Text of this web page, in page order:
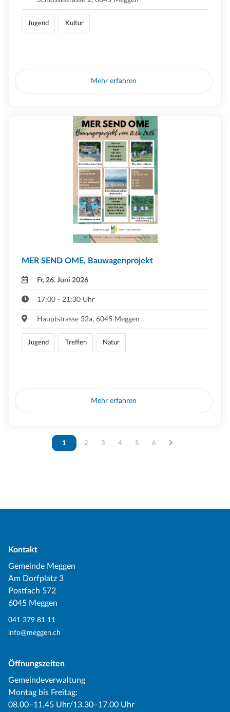
Jugend Kultur
Mehr erfahren
MER SEND OME, Bauwagenprojekt
Fr, 26. Juni 2026
17:00 - 21:30 Uhr
Hauptstrasse 32a, 6045 Meggen
Jugend Treffen Natur
Mehr erfahren
Vous êtes sur la page
1 Vous êtes sur la page
2 Vous êtes sur la page
3 Vous êtes sur la page
4 Vous êtes sur la page
5 Vous êtes sur la page
6
Kontakt
Gemeinde Meggen
Am Dorfplatz 3
Postfach 572
6045 Meggen
041 379 81 11
info@meggen.ch
Öffnungszeiten
Gemeindeverwaltung
Montag bis Freitag:
08.00–11.45 Uhr/13.30–17.00 Uhr